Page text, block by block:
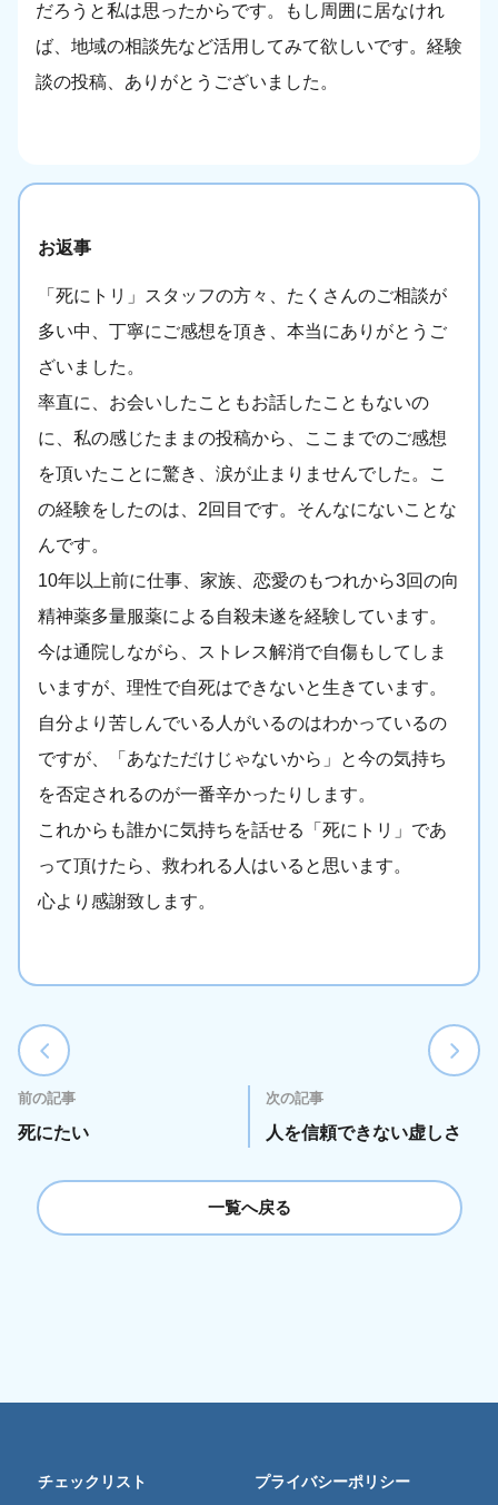
だろうと私は思ったからです。もし周囲に居なけれ
ば、地域の相談先など活用してみて欲しいです。経験
談の投稿、ありがとうございました。
お返事
「死にトリ」スタッフの方々、たくさんのご相談が
多い中、丁寧にご感想を頂き、本当にありがとうご
ざいました。
率直に、お会いしたこともお話したこともないの
に、私の感じたままの投稿から、ここまでのご感想
を頂いたことに驚き、涙が止まりませんでした。こ
の経験をしたのは、2回目です。そんなにないことな
んです。
10年以上前に仕事、家族、恋愛のもつれから3回の向
精神薬多量服薬による自殺未遂を経験しています。
今は通院しながら、ストレス解消で自傷もしてしま
いますが、理性で自死はできないと生きています。
自分より苦しんでいる人がいるのはわかっているの
ですが、「あなただけじゃないから」と今の気持ち
を否定されるのが一番辛かったりします。
これからも誰かに気持ちを話せる「死にトリ」であ
って頂けたら、救われる人はいると思います。
心より感謝致します。
前の記事
死にたい
次の記事
人を信頼できない虚しさ
一覧へ戻る
チェックリスト プライバシーポリシー